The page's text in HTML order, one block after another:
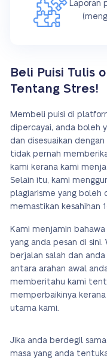
Laporan
Beli Puisi Tulis
Tentang Stres!
Membeli puisi di
dipercayai, anda boleh
dan disesuaikan
tidak pernah
kami kerana kami
Selain itu, kami
plagiarisme yang boleh
memastikan kesahihan
Kami menjamin
yang anda pesan di sini.
berjalan salah dan
antara arahan awal
memberitahu kami
memperbaikinya
utama kami.
Jika anda berdegil
masa yang anda